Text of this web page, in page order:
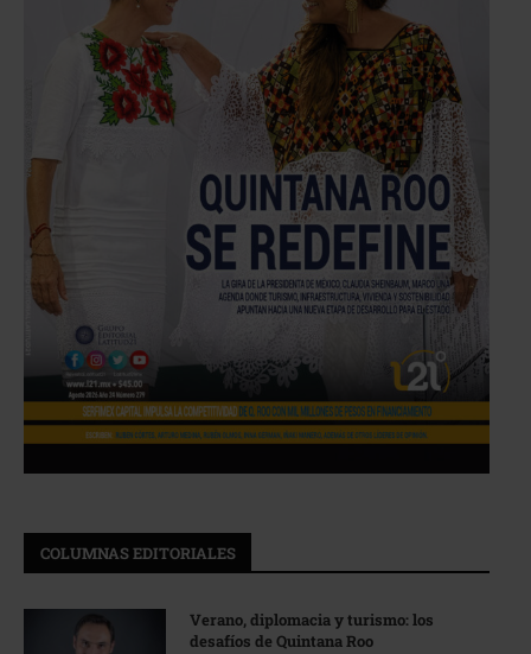
COLUMNAS EDITORIALES
Verano, diplomacia y turismo: los
desafíos de Quintana Roo